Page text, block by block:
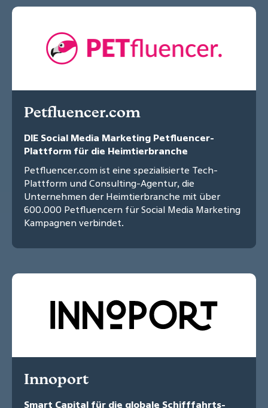
Petfluencer.com
DIE Social Media Marketing Petfluencer-
Plattform für die Heimtierbranche
Petfluencer.com ist eine spezialisierte Tech-
Plattform und Consulting-Agentur, die
Unternehmen der Heimtierbranche mit über
600.000 Petfluencern für Social Media Marketing
Kampagnen verbindet.
Innoport
Smart Capital für die globale Schifffahrts-